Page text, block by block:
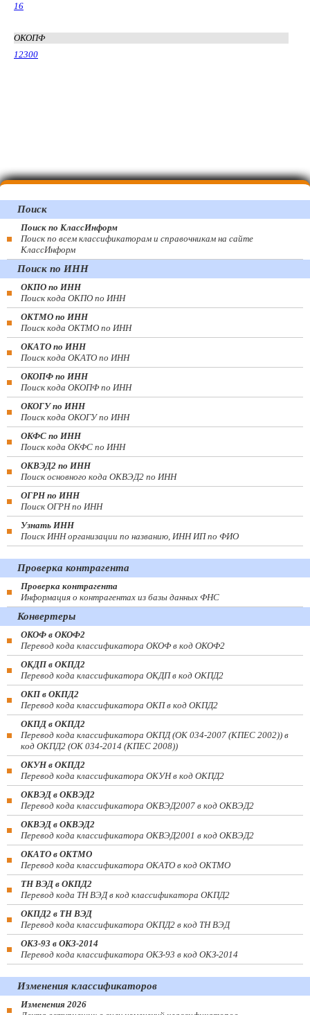
16
ОКОПФ
12300
Поиск
Поиск по КлассИнформ
Поиск по всем классификаторам и справочникам на сайте
КлассИнформ
Поиск по ИНН
ОКПО по ИНН
Поиск кода ОКПО по ИНН
ОКТМО по ИНН
Поиск кода ОКТМО по ИНН
ОКАТО по ИНН
Поиск кода ОКАТО по ИНН
ОКОПФ по ИНН
Поиск кода ОКОПФ по ИНН
ОКОГУ по ИНН
Поиск кода ОКОГУ по ИНН
ОКФС по ИНН
Поиск кода ОКФС по ИНН
ОКВЭД2 по ИНН
Поиск основного кода ОКВЭД2 по ИНН
ОГРН по ИНН
Поиск ОГРН по ИНН
Узнать ИНН
Поиск ИНН организации по названию, ИНН ИП по ФИО
Проверка контрагента
Проверка контрагента
Информация о контрагентах из базы данных ФНС
Конвертеры
ОКОФ в ОКОФ2
Перевод кода классификатора ОКОФ в код ОКОФ2
ОКДП в ОКПД2
Перевод кода классификатора ОКДП в код ОКПД2
ОКП в ОКПД2
Перевод кода классификатора ОКП в код ОКПД2
ОКПД в ОКПД2
Перевод кода классификатора ОКПД (ОК 034-2007 (КПЕС 2002)) в
код ОКПД2 (ОК 034-2014 (КПЕС 2008))
ОКУН в ОКПД2
Перевод кода классификатора ОКУН в код ОКПД2
ОКВЭД в ОКВЭД2
Перевод кода классификатора ОКВЭД2007 в код ОКВЭД2
ОКВЭД в ОКВЭД2
Перевод кода классификатора ОКВЭД2001 в код ОКВЭД2
ОКАТО в ОКТМО
Перевод кода классификатора ОКАТО в код ОКТМО
ТН ВЭД в ОКПД2
Перевод кода ТН ВЭД в код классификатора ОКПД2
ОКПД2 в ТН ВЭД
Перевод кода классификатора ОКПД2 в код ТН ВЭД
ОКЗ-93 в ОКЗ-2014
Перевод кода классификатора ОКЗ-93 в код ОКЗ-2014
Изменения классификаторов
Изменения 2026